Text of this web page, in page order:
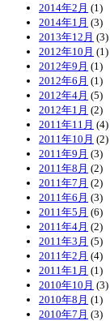
2014年2月 (1)
2014年1月 (3)
2013年12月 (3)
2012年10月 (1)
2012年9月 (1)
2012年6月 (1)
2012年4月 (5)
2012年1月 (2)
2011年11月 (4)
2011年10月 (2)
2011年9月 (3)
2011年8月 (2)
2011年7月 (2)
2011年6月 (3)
2011年5月 (6)
2011年4月 (2)
2011年3月 (5)
2011年2月 (4)
2011年1月 (1)
2010年10月 (3)
2010年8月 (1)
2010年7月 (3)